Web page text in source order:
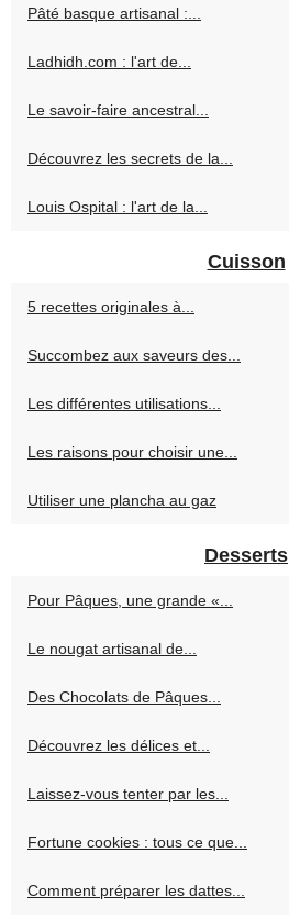
Pâté basque artisanal :...
Ladhidh.com : l'art de...
Le savoir-faire ancestral...
Découvrez les secrets de la...
Louis Ospital : l'art de la...
Cuisson
5 recettes originales à...
Succombez aux saveurs des...
Les différentes utilisations...
Les raisons pour choisir une...
Utiliser une plancha au gaz
Desserts
Pour Pâques, une grande «...
Le nougat artisanal de...
Des Chocolats de Pâques...
Découvrez les délices et...
Laissez-vous tenter par les...
Fortune cookies : tous ce que...
Comment préparer les dattes...